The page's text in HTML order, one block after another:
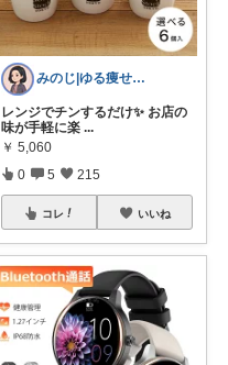
みのじ|ゆる痩せ✕節約暮らし🍀
レンジでチンするだけ✨ お店の
味が手軽に楽 ...
￥ 5,060
0 5 215
コレ いいね